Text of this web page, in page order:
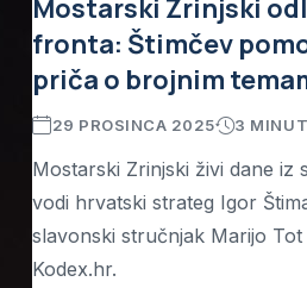
Mostarski Zrinjski
fronta: Štimčev
priča o brojnim
29 PROSINCA 2025 3
Mostarski Zrinjski živi dane iz
vodi hrvatski strateg Igor
slavonski stručnjak Marijo
Kodex.hr.